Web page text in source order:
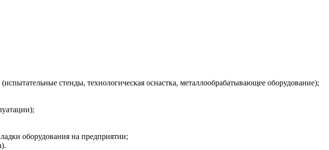
стенды, технологическая оснастка, металлообрабатывающее оборудование);
оборудования на предприятии;